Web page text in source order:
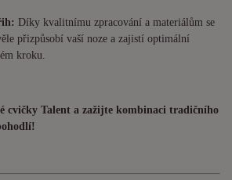
Díky kvalitnímu zpracování a materiálům se
přizpůsobí vaší noze a zajistí optimální
kroku.
cvičky Talent a zažijte kombinaci tradičního